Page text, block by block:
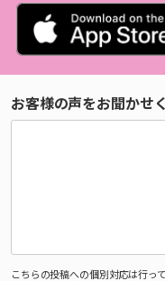
お客様の声をお聞かせ
こちらの投稿への個別対応は行っ